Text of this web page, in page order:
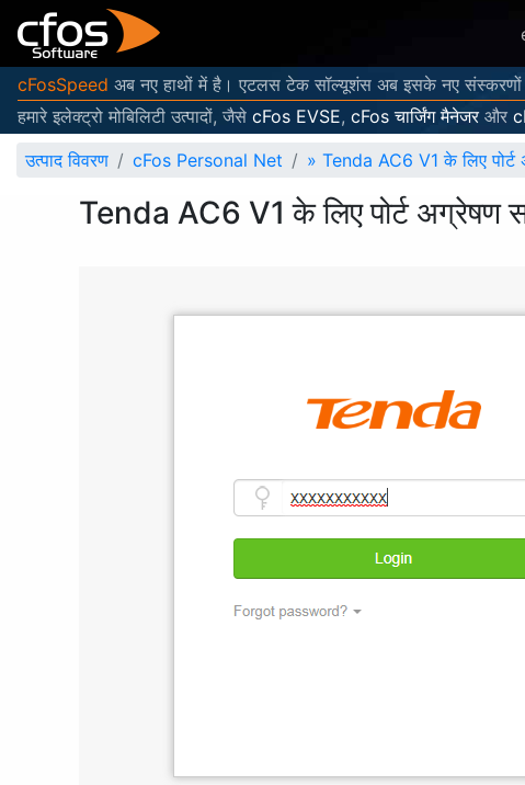
cFosSpeed अब नए हाथों में है। एटलस टेक सॉल्यूशंस अब इसके नए संस्करणों
हमारे इलेक्ट्रो मोबिलिटी उत्पादों, जैसे cFos EVSE, cFos चार्जिंग मैनेजरऔर
उत्पाद विवरण
cFos Personal Net » Tenda AC6 V1 के लिए पोर्ट
Tenda AC6 V1 के लिए पोर्ट अग्रेषण